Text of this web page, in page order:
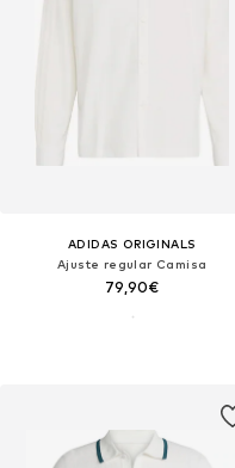
ADIDAS ORIGINALS
Ajuste regular Camisa
79,90€